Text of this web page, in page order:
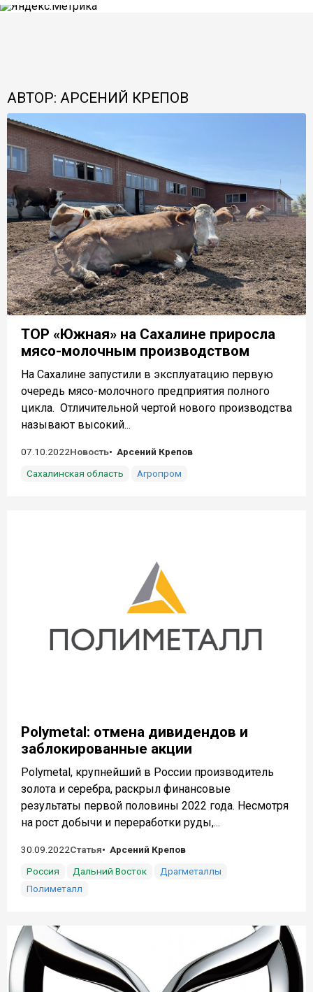
АВТОР: АРСЕНИЙ КРЕПОВ
ТОР «Южная» на Сахалине приросла
мясо-молочным производством
На Сахалине запустили в эксплуатацию первую
очередь мясо-молочного предприятия полного
цикла. Отличительной чертой нового производства
называют высокий...
07.10.2022Новость
Арсений Крепов
Сахалинская область
Агропром
Polymetal: отмена дивидендов и
заблокированные акции
Polymetal, крупнейший в России производитель
золота и серебра, раскрыл финансовые
результаты первой половины 2022 года. Несмотря
на рост добычи и переработки руды,...
30.09.2022Статья
Арсений Крепов
Россия
Дальний Восток
Драгметаллы
Полиметалл